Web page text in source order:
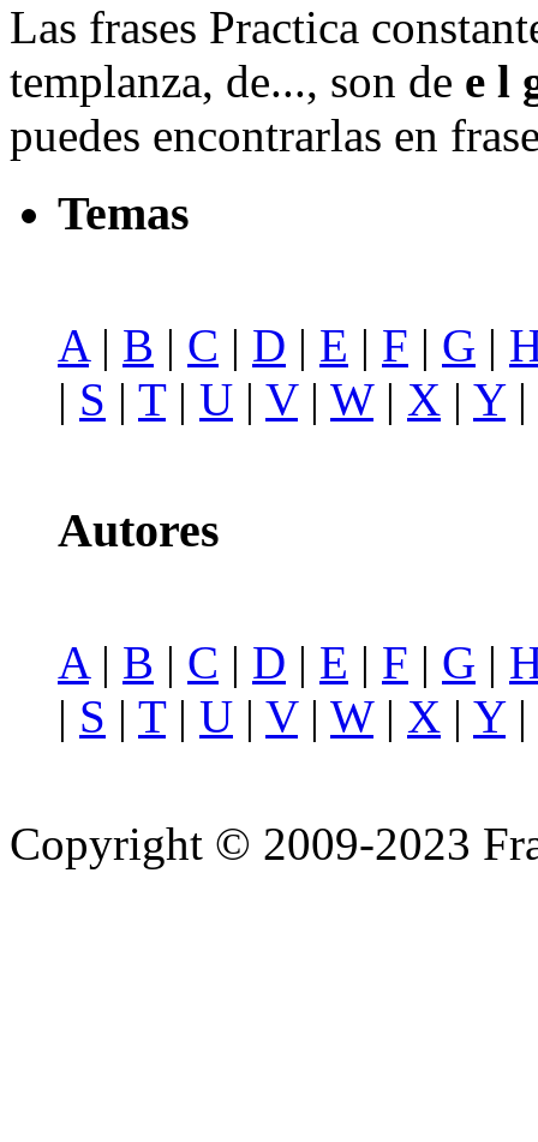
Las frases Practica
templanza, de..., son de e l
puedes encontrarlas en
Temas
A | B | C | D | E | F | G |
| S | T| U | V| W| X | Y|
Autores
A| B | C | D | E | F | G |
| S | T| U | V| W| X | Y|
Copyright © 2009-2023